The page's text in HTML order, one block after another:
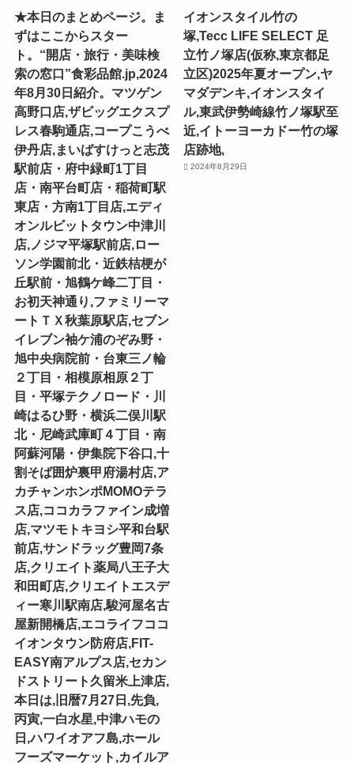
★本日のまとめページ。ま
ずはここからスター
ト。“開店・旅行・美味検
索の窓口”食彩品館.jp,2024
年8月30日紹介。マツゲン
高野口店,ザビッグエクスプ
レス春駒通店,コープこうべ
伊丹店,まいばすけっと志茂
駅前店・府中緑町1丁目
店・南平台町店・稲荷町駅
東店・方南1丁目店,エディ
オンルビットタウン中津川
店,ノジマ平塚駅前店,ロー
ソン学園前北・近鉄桔梗が
丘駅前・旭鶴ケ峰二丁目・
お初天神通り,ファミリーマ
ートＴＸ秋葉原駅店,セブン
イレブン袖ケ浦のぞみ野・
旭中央病院前・台東三ノ輪
２丁目・相模原相原２丁
目・平塚テクノロード・川
崎はるひ野・横浜二俣川駅
北・尼崎武庫町４丁目・南
阿蘇河陽・伊集院下谷口,十
割そば囲炉裏甲府湯村店,ア
カチャンホンポMOMOテラ
ス店,ココカラファイン成増
店,マツモトキヨシ平和台駅
前店,サンドラッグ豊岡7条
店,クリエイト薬局八王子大
和田町店,クリエイトエスデ
ィー寒川駅南店,駿河屋名古
屋新開橋店,エコライフココ
イオンタウン防府店,FIT-
EASY南アルプス店,セカン
ドストリート久留米上津店,
本日は,旧暦7月27日,先負,
丙寅,一白水星,中津ハモの
日,ハワイオアフ島,ホール
フーズマーケット,カイルア
イオンスタイル竹の
塚,Tecc LIFE SELECT ⾜
⽴⽵ノ塚店(仮称,東京都足
立区)2025年夏オープン,ヤ
マダデンキ,イオンスタイ
ル,東武伊勢崎線竹ノ塚駅至
近,イトーヨーカドー竹の塚
店跡地,
2024年8月29日